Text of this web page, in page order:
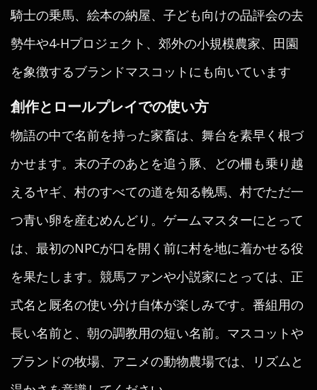
騎士の乗馬、絵本の納屋、子ども向けの品評会の去
勢牛や4-Hプロジェクト、郊外の小規模農家、田園
を象徴するブランドマスコットにも向いています
創作とロールプレイでの使い方
物語の中で名前を持った家畜は、舞台を素早く根づ
かせます。末の子のあとを追う豚、どの柵も乗り越
えるヤギ、村のすべての道を知る輓馬、村でただ一
つ青い卵を産むめんどり。ゲームマスターにとって
は、最初のNPCが口を開く前に村を地に着かせる役
を果たします。競馬ファンや小説家にとっては、正
式名と厩名の使い分け自体が楽しみです。番組用の
長い名前と、朝の調教用の短い名前。マスコットや
ブランドの牧場、アニメの動物農場では、リズムと